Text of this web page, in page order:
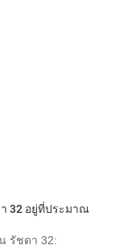
32 อยู่ที่ประมาณ
รัชดา 32: